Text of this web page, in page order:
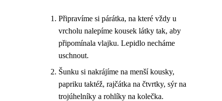
Připravíme si párátka, na které vždy u
vrcholu nalepíme kousek látky tak, aby
připomínala vlajku. Lepidlo necháme
uschnout.
Šunku si nakrájíme na menší kousky,
papriku taktéž, rajčátka na čtvrtky, sýr na
trojúhelníky a rohlíky na kolečka.